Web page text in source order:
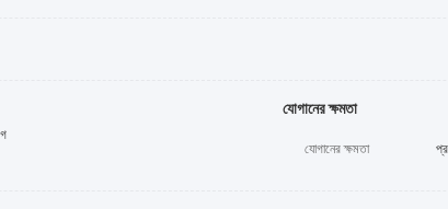
যোগানের ক্ষমতা
যোগানের ক্ষমতা